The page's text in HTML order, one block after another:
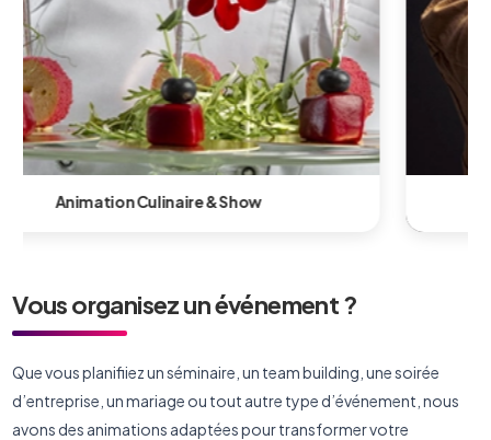
Animation Technologique & Innovante
Vous organisez un événement ?
Que vous planifiiez un séminaire, un team building, une soirée
d’entreprise, un mariage ou tout autre type d’événement, nous
avons des animations adaptées pour transformer votre